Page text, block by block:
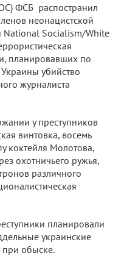
ФСБ распостранил
неонацистской
National Socialism/White
планировавших по
убийство
журналиста
у преступников
винтовка, восемь
коктейля Молотова,
охотничьего ружья,
различного
планировали
украинские
при обыске.